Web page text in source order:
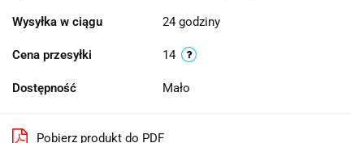
Wysyłka w ciągu 24 godziny
Cena przesyłki 14
Dostępność Mało
Pobierz produkt do PDF